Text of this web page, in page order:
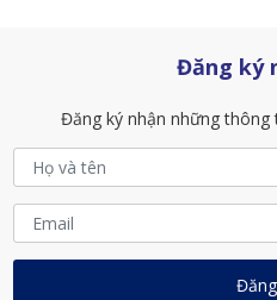
Dreamtex Royal – Giấc ngủ
Dreamtex Elegance – Thanh lịch
Dreamtex Signature – Chuẩn
Dreamtex Modal – Giấc ngủ
Dreamtex cam kết mang đến trải
nghiệp, tư vấn tận tâm và sản
đình, căn hộ cao cấp, khách sạn
Đăng ký
Đăng ký nhận những